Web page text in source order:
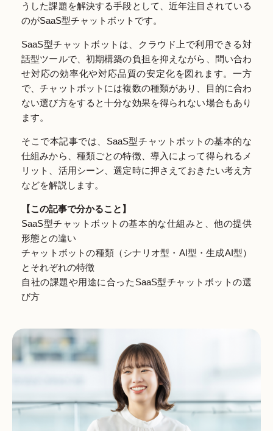
うした課題を解決する手段として、近年注目されている
のがSaaS型チャットボットです。
SaaS型チャットボットは、クラウド上で利用できる対
話型ツールで、初期構築の負担を抑えながら、問い合わ
せ対応の効率化や対応品質の安定化を図れます。一方
で、チャットボットには複数の種類があり、目的に合わ
ない選び方をすると十分な効果を得られない場合もあり
ます。
そこで本記事では、SaaS型チャットボットの基本的な
仕組みから、種類ごとの特徴、導入によって得られるメ
リット、活用シーン、選定時に押さえておきたい考え方
などを解説します。
【この記事で分かること】
SaaS型チャットボットの基本的な仕組みと、他の提供
形態との違い
チャットボットの種類（シナリオ型・AI型・生成AI型）
とそれぞれの特徴
自社の課題や用途に合ったSaaS型チャットボットの選
び方